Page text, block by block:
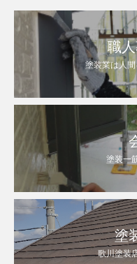
職
塗装業は人
塗装一
塗
歌川塗装